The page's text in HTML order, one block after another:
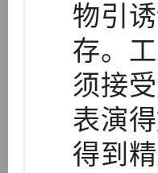
物引
存。
须接
表演
得到